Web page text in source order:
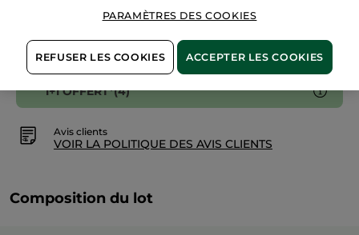
VOIR LES CONDITIONS GÉNÉRALES ICI
1+1 OFFERT*(4)
Avis clients
VOIR LA POLITIQUE DES AVIS CLIENTS
Composition du lot
PARAMÈTRES DES COOKIES
REFUSER LES COOKIES ACCEPTER LES COOKIES